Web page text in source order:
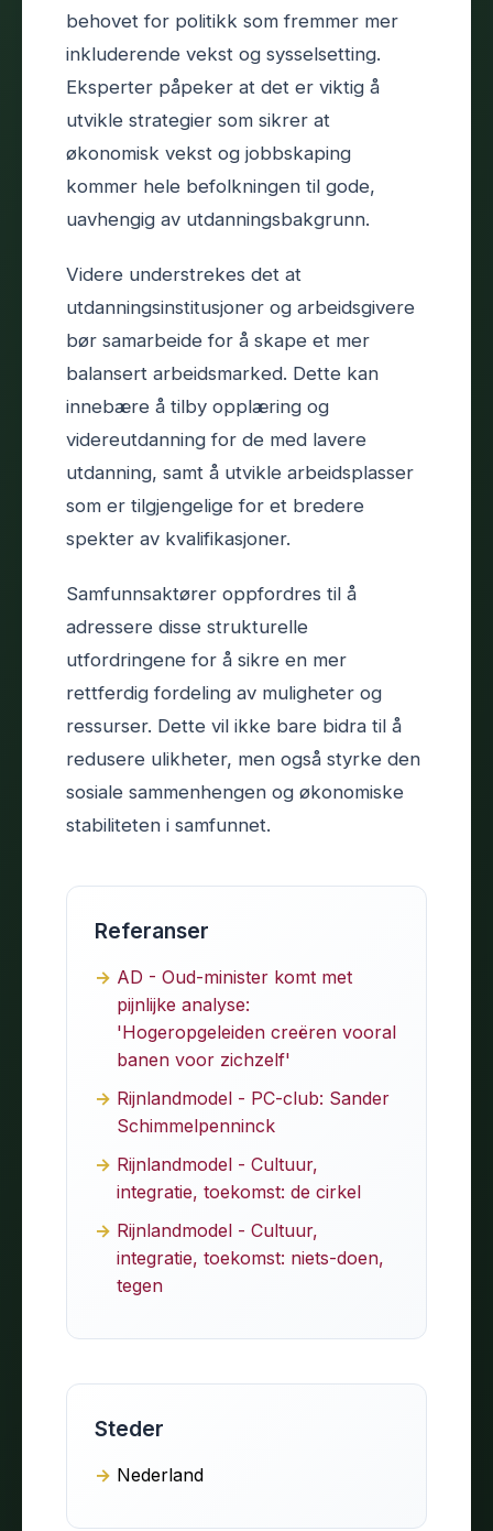
behovet for politikk som fremmer mer
inkluderende vekst og sysselsetting.
Eksperter påpeker at det er viktig å
utvikle strategier som sikrer at
økonomisk vekst og jobbskaping
kommer hele befolkningen til gode,
uavhengig av utdanningsbakgrunn.
Videre understrekes det at
utdanningsinstitusjoner og arbeidsgivere
bør samarbeide for å skape et mer
balansert arbeidsmarked. Dette kan
innebære å tilby opplæring og
videreutdanning for de med lavere
utdanning, samt å utvikle arbeidsplasser
som er tilgjengelige for et bredere
spekter av kvalifikasjoner.
Samfunnsaktører oppfordres til å
adressere disse strukturelle
utfordringene for å sikre en mer
rettferdig fordeling av muligheter og
ressurser. Dette vil ikke bare bidra til å
redusere ulikheter, men også styrke den
sosiale sammenhengen og økonomiske
stabiliteten i samfunnet.
Referanser
AD - Oud-minister komt met
pijnlijke analyse:
'Hogeropgeleiden creëren vooral
banen voor zichzelf'
Rijnlandmodel - PC-club: Sander
Schimmelpenninck
Rijnlandmodel - Cultuur,
integratie, toekomst: de cirkel
Rijnlandmodel - Cultuur,
integratie, toekomst: niets-doen,
tegen
Steder
Nederland